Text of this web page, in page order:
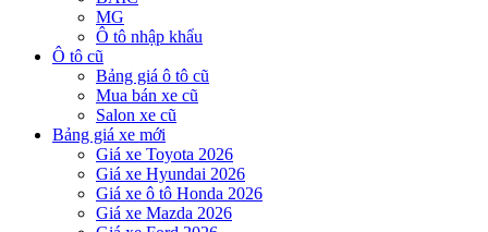
MG
Ô tô nhập khẩu
Ô tô cũ
Bảng giá ô tô cũ
Mua bán xe cũ
Salon xe cũ
Bảng giá xe mới
Giá xe Toyota 2026
Giá xe Hyundai 2026
Giá xe ô tô Honda 2026
Giá xe Mazda 2026